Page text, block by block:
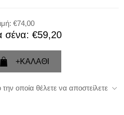
€74,00
σένα: €59,20
οποία θέλετε να αποστείλετε